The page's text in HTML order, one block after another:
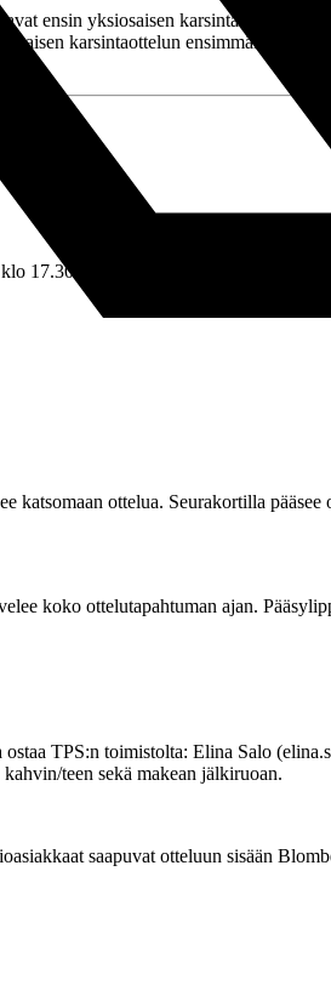
ensin yksiosaisen karsintaottelun
karsintaottelun ensimmäisen
17.30.
ottelua. Seurakortilla pääsee
koko ottelutapahtuman ajan.
TPS:n toimistolta: Elina Salo
teen sekä makean jälkiruoan.
saapuvat otteluun sisään